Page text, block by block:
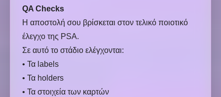
QA Checks
Η αποστολή σου βρίσκεται στον τελικό ποιοτικό
έλεγχο της PSA.
Σε αυτό το στάδιο ελέγχονται:
• Τα labels
• Τα holders
• Τα στοιχεία των καρτών